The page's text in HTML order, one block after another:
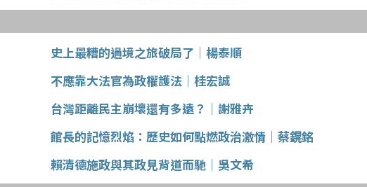
史上最糟的過境之旅破局了│楊泰順
不應靠大法官為政權護法│桂宏誠
台灣距離民主崩壞還有多遠？│謝雅卉
館長的記憶烈焰：歷史如何點燃政治激情│蔡鎤銘
賴清德施政與其政見背道而馳│吳文希